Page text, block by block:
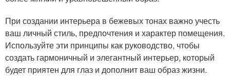
При создании интерьера в бежевых тонах важно учесть
ваш личный стиль, предпочтения и характер помещения.
Используйте эти принципы как руководство, чтобы
создать гармоничный и элегантный интерьер, который
будет приятен для глаз и дополнит ваш образ жизни.